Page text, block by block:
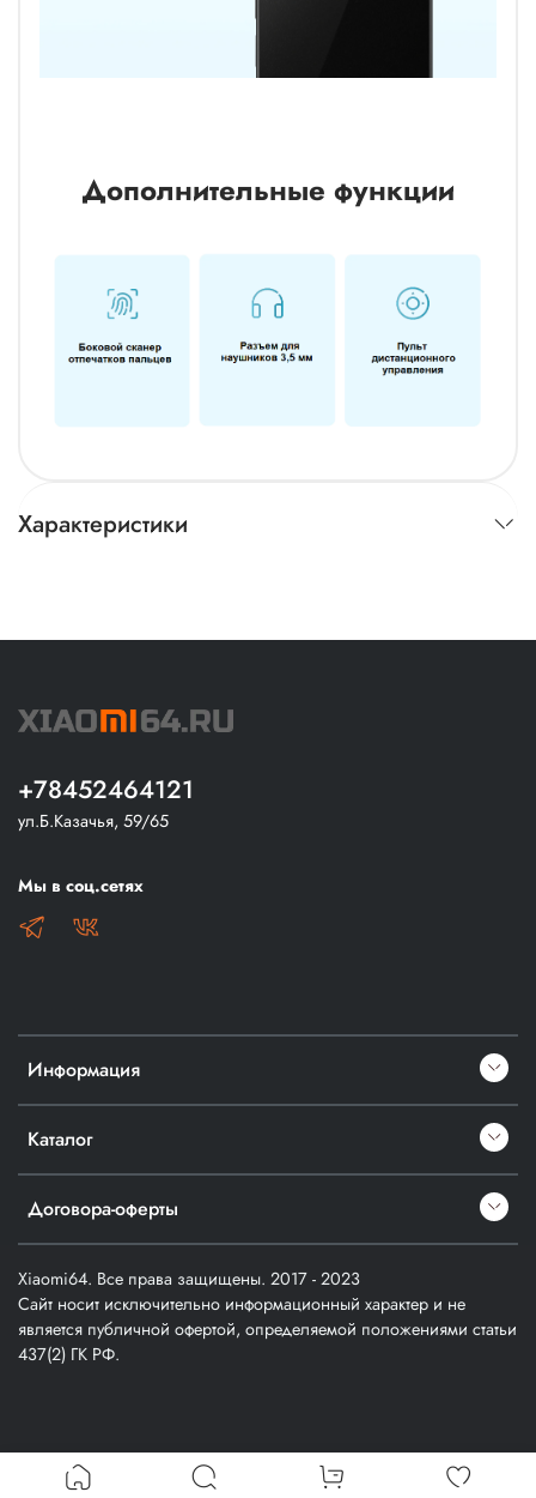
Дополнительные функции
Характеристики
Информация
Каталог
Договора-оферты
+78452464121
ул.Б.Казачья, 59/65
Мы в соц.сетях
Xiaomi64. Все права защищены. 2017 - 2023
Сайт носит исключительно информационный характер и не
является публичной офертой, определяемой положениями статьи
437(2) ГК РФ.
Verification: a1cfd914357403f3